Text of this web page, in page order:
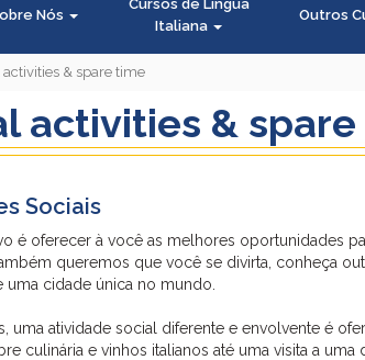
Nós
Cursos de Língua
Italiana
Outros
activities & spare time
activities &
Sociais
é oferecer à você as melhores oportunidades
queremos que você se divirta, conheça
uma cidade única no mundo.
uma atividade social diferente e envolvente é
culinária e vinhos italianos até uma visita a